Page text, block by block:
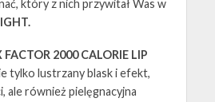
który z nich przywitał Was w
2000 CALORIE LIP
tylko lustrzany blask i efekt,
ale również pielęgnacyjna